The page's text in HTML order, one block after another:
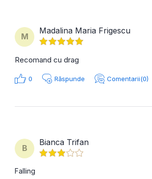
M
Madalina Maria Frigescu
Recomand cu drag
0 Răspunde Comentarii(0)
B
Bianca Trifan
Falling